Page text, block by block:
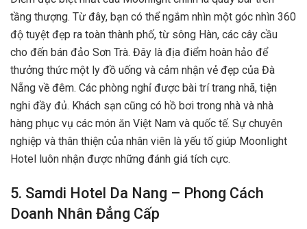
tầng thượng. Từ đây, bạn có thể ngắm nhìn một góc nhìn 360
độ tuyệt đẹp ra toàn thành phố, từ sông Hàn, các cây cầu
cho đến bán đảo Sơn Trà. Đây là địa điểm hoàn hảo để
thưởng thức một ly đồ uống và cảm nhận vẻ đẹp của Đà
Nẵng về đêm. Các phòng nghỉ được bài trí trang nhã, tiện
nghi đầy đủ. Khách sạn cũng có hồ bơi trong nhà và nhà
hàng phục vụ các món ăn Việt Nam và quốc tế. Sự chuyên
nghiệp và thân thiện của nhân viên là yếu tố giúp Moonlight
Hotel luôn nhận được những đánh giá tích cực.
5. Samdi Hotel Da Nang – Phong Cách
Doanh Nhân Đẳng Cấp